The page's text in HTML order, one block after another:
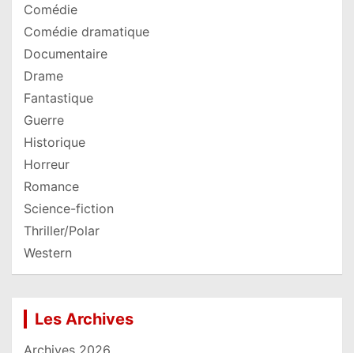
Comédie
Comédie dramatique
Documentaire
Drame
Fantastique
Guerre
Historique
Horreur
Romance
Science-fiction
Thriller/Polar
Western
Les Archives
Archives 2026